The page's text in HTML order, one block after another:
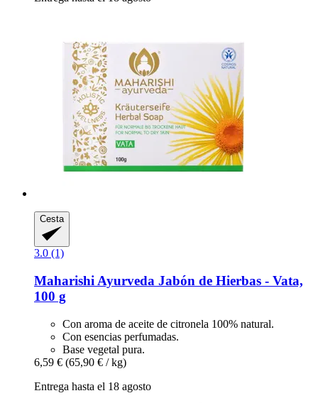
Cesta
3.0 (1)
Maharishi Ayurveda Jabón de Hierbas -​ Vata,
100 g
Con aroma de aceite de citronela 100% natural.
Con esencias perfumadas.
Base vegetal pura.
6,59 € (65,90 € / kg)
Entrega hasta el 18 agosto